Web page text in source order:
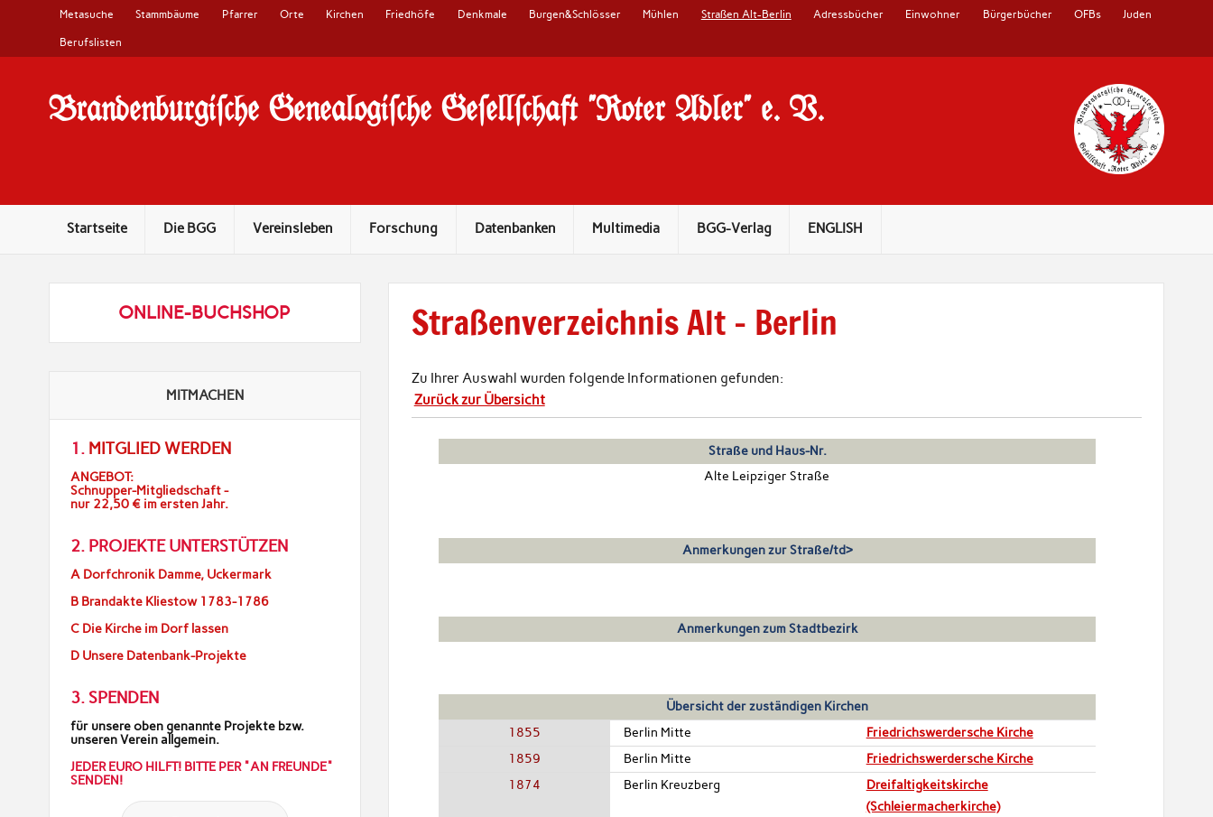
Metasuche Stammbäume Pfarrer Orte Kirchen Friedhöfe Denkmale Burgen&Schlösser Mühlen Straßen Alt-Berlin Adressbücher Einwohner Bürgerbücher OFBs Juden
Berufslisten
Brandenburgi#che Genealogi#che Ge#ell#chaft "Roter Adler" e. V.
Startseite Die BGG Vereinsleben Forschung Datenbanken Multimedia BGG-Verlag ENGLISH
Straßenverzeichnis Alt – Berlin
Zu Ihrer Auswahl wurden folgende Informationen gefunden:
Zurück zur Übersicht
Straße und Haus-Nr.
Alte Leipziger Straße
Anmerkungen zur Straße/td>
Anmerkungen zum Stadtbezirk
Übersicht der zuständigen Kirchen
1855
Berlin Mitte
Friedrichswerdersche Kirche
1859
Berlin Mitte
Friedrichswerdersche Kirche
1874
Berlin Kreuzberg
Dreifaltigkeitskirche
(Schleiermacherkirche)
ONLINE-BUCHSHOP
MITMACHEN
1. MITGLIED WERDEN
ANGEBOT:
Schnupper-Mitgliedschaft -
nur 22,50 € im ersten Jahr.
2. PROJEKTE UNTERSTÜTZEN
A Dorfchronik Damme, Uckermark
B Brandakte Kliestow 1783-1786
C Die Kirche im Dorf lassen
D Unsere Datenbank-Projekte
3. SPENDEN
für unsere oben genannte Projekte bzw.
unseren Verein allgemein.
JEDER EURO HILFT! BITTE PER "AN FREUNDE"
SENDEN!